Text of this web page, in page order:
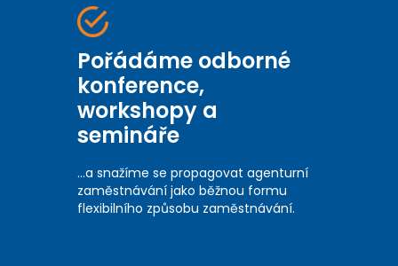
Pořádáme odborné
konference,
workshopy a
semináře
...a snažíme se propagovat agenturní
zaměstnávání jako běžnou formu
flexibilního způsobu zaměstnávání.